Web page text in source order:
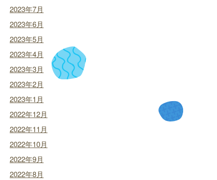
2023年7月
2023年6月
2023年5月
2023年4月
2023年3月
2023年2月
2023年1月
2022年12月
2022年11月
2022年10月
2022年9月
2022年8月